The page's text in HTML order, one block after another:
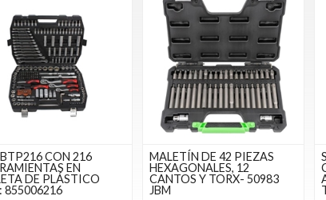
CON 216
EN
DE PLÁSTICO
855006216
MALETÍN DE 42 PIEZAS
HEXAGONALES, 12
CANTOS Y TORX- 50983
JBM